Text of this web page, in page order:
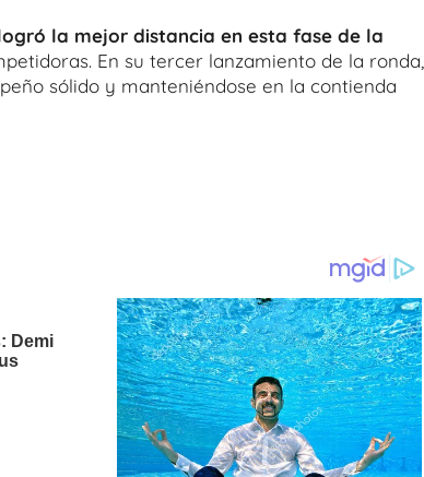
la mejor distancia en esta fase de la
En su tercer lanzamiento de la ronda,
sólido y manteniéndose en la contienda